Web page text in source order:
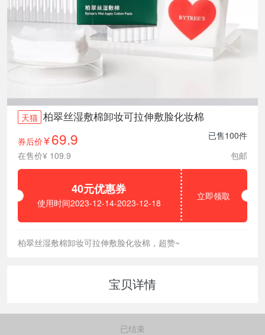
天猫 柏翠丝湿敷棉卸妆可拉伸敷脸化妆棉
券后价¥ 69.9
已售100件
在售价¥ 109.9
包邮
40元优惠券
使用时间2023-12-14-2023-12-18
立即领取
柏翠丝湿敷棉卸妆可拉伸敷脸化妆棉，超赞~
宝贝详情
已结束